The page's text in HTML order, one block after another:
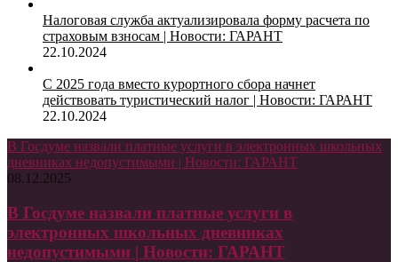
Налоговая служба актуализировала форму расчета по
страховым взносам | Новости: ГАРАНТ
22.10.2024
С 2025 года вместо курортного сбора начнет
действовать туристический налог | Новости: ГАРАНТ
22.10.2024
В Госдуме назвали платные услуги в электронных школьных
дневниках недопустимыми | Новости: ГАРАНТ
08.12.2025
В Госдуме назвали платные услуги в
электронных школьных дневниках
недопустимыми | Новости: ГАРАНТ